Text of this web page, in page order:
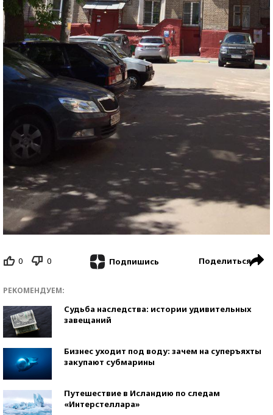
0 0 Подпишись Поделиться
РЕКОМЕНДУЕМ:
Судьба наследства: истории удивительных
завещаний
Бизнес уходит под воду: зачем на суперъяхты
закупают субмарины
Путешествие в Исландию по следам
«Интерстеллара»